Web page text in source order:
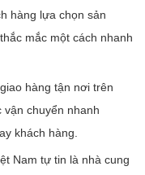
hàng lựa chọn sản
mắc một cách nhanh
hàng tận nơi trên
chuyển nhanh
khách hàng.
Nam tự tin là nhà cung